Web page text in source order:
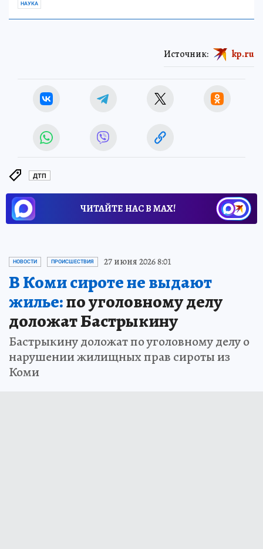
НАУКА
Источник: kp.ru
ДТП
ЧИТАЙТЕ НАС В МАХ!
НОВОСТИ ПРОИСШЕСТВИЯ 27 июня 2026 8:01
В Коми сироте не выдают
жилье:по уголовному делу
доложат Бастрыкину
Бастрыкину доложат по уголовному делу о
нарушении жилищных прав сироты из